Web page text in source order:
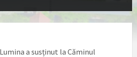
a susținut la Căminul